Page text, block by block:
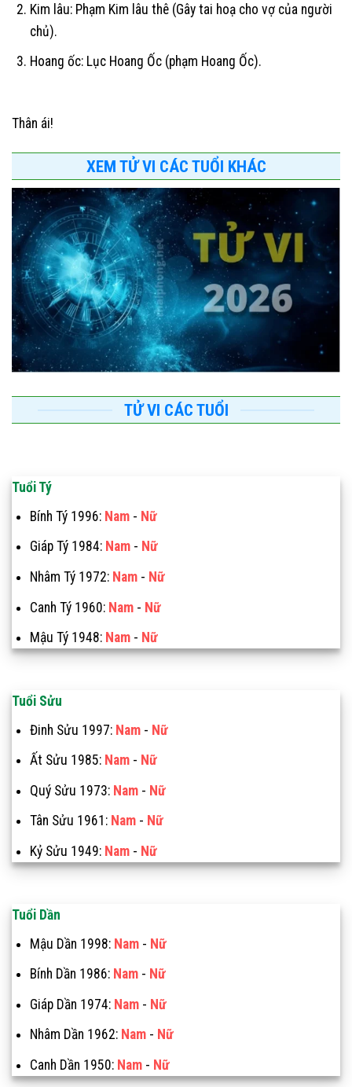
Kim lâu: Phạm Kim lâu thê (Gây tai hoạ cho vợ của người
chủ).
Hoang ốc: Lục Hoang Ốc (phạm Hoang Ốc).
Thân ái!
XEM TỬ VI CÁC TUỔI KHÁC
TỬ VI CÁC TUỔI
Tuổi Tý
Bính Tý 1996: Nam- Nữ
Giáp Tý 1984: Nam- Nữ
Nhâm Tý 1972: Nam- Nữ
Canh Tý 1960: Nam- Nữ
Mậu Tý 1948: Nam- Nữ
Tuổi Sửu
Đinh Sửu 1997: Nam- Nữ
Ất Sửu 1985: Nam- Nữ
Quý Sửu 1973: Nam- Nữ
Tân Sửu 1961: Nam- Nữ
Kỷ Sửu 1949: Nam- Nữ
Tuổi Dần
Mậu Dần 1998: Nam- Nữ
Bính Dần 1986: Nam- Nữ
Giáp Dần 1974: Nam- Nữ
Nhâm Dần 1962: Nam- Nữ
Canh Dần 1950: Nam- Nữ